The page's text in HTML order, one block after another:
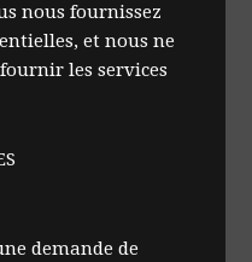
nous fournissez
et nous ne
les services
demande de